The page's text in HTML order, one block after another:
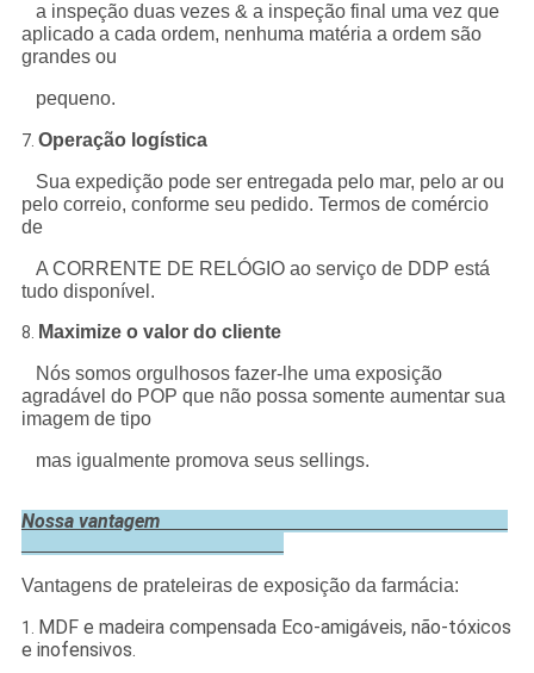
a inspeção duas vezes & a inspeção final uma vez que
aplicado a cada ordem, nenhuma matéria a ordem são
grandes ou
pequeno.
7. Operação logística
Sua expedição pode ser entregada pelo mar, pelo ar ou
pelo correio, conforme seu pedido. Termos de comércio
de
A CORRENTE DE RELÓGIO ao serviço de DDP está
tudo disponível.
8. Maximize o valor do cliente
Nós somos orgulhosos fazer-lhe uma exposição
agradável do POP que não possa somente aumentar sua
imagem de tipo
mas igualmente promova seus sellings.
Nossa vantagem
Vantagens de prateleiras de exposição da farmácia:
1. MDF e madeira compensada Eco-amigáveis, não-tóxicos
e inofensivos.